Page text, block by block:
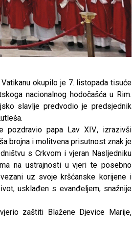
okupilo je 7. listopada tisuće
nacionalnog hodočašća u Rim.
slavlje predvodio je predsjednik
pozdravio papa Lav XIV., izrazivši
brojna i molitvena prisutnost znak je
s Crkvom i vjeran Nasljedniku
na ustrajnosti u vjeri te posebno
uz svoje kršćanske korijene i
usklađen s evanđeljem, snažnije
zaštiti Blažene Djevice Marije,